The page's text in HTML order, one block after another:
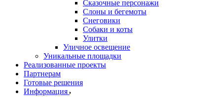
Сказочные персонажи
Слоны и бегемоты
Снеговики
Собаки и коты
Улитки
Уличное освещение
Уникальные площадки
Реализованные проекты
Партнерам
Готовые решения
Информация